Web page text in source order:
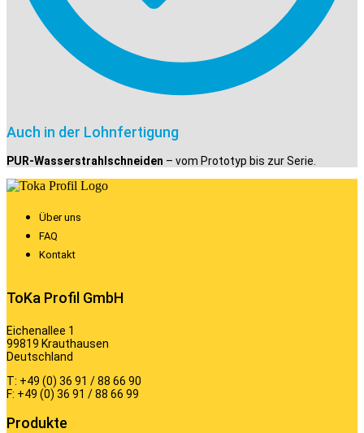
Auch in der Lohnfertigung
PUR-Wasserstrahlschneiden – vom Prototyp bis zur Serie.
Über uns
FAQ
Kontakt
ToKa Profil GmbH
Eichenallee 1
99819 Krauthausen
Deutschland
T: +49 (0) 36 91 / 88 66 90
F: +49 (0) 36 91 / 88 66 99
Produkte